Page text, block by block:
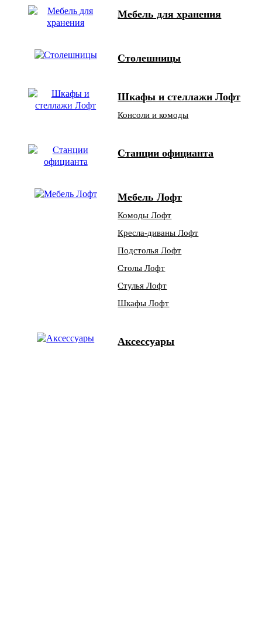
Мебель для хранения
Столешницы
Шкафы и стеллажи Лофт
Консоли и комоды
Станции официанта
Мебель Лофт
Комоды Лофт
Кресла-диваны Лофт
Подстолья Лофт
Столы Лофт
Стулья Лофт
Шкафы Лофт
Аксессуары